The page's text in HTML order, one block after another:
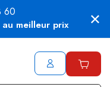
au meilleur prix
60